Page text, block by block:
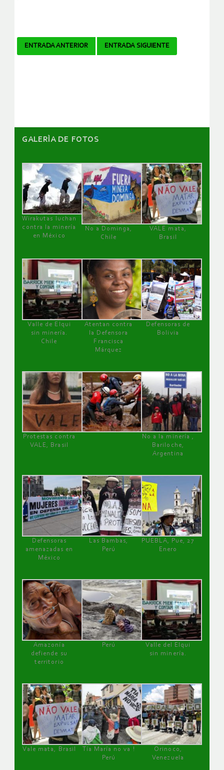
Navegador
ENTRADA ANTERIOR ENTRADA SIGUIENTE
GALERÌA DE FOTOS
Wirakutas luchan
contra la minería
en México
No a Dominga,
Chile
VALE mata,
Brasil
Valle de Elqui
sin minería.
Chile
Atentan contra
la Defensora
Francisca
Márquez
Defensoras de
Bolivia
Protestas contra
VALE, Brasil
No a la minería ,
Bariloche,
Argentina
Defensoras
amenazadas en
México
Las Bambas,
Perú
PUEBLA, Pue, 27
Enero
Amazonía
defiende su
territorio
Perú
Valle del Elqui
sin minería.
Vale mata, Brasil
Tía María no va !
Perú
Orinoco,
Venezuela